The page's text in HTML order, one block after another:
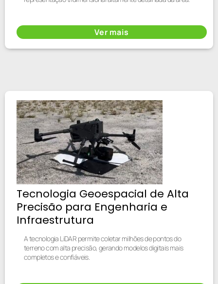
Ver mais
Tecnologia Geoespacial de Alta
Precisão para Engenharia e
Infraestrutura
A tecnologia LiDAR permite coletar milhões de pontos do
terreno com alta precisão, gerando modelos digitais mais
completos e confiáveis.